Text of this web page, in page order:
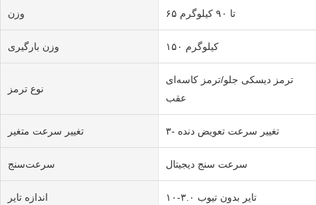
وزن ۶۵ تا ۹۰ کیلوگرم
وزن بارگیری ۱۵۰ کیلوگرم
نوع ترمز
ترمز دیسکی جلو/ترمز کاسه‌ای
عقب
تغییر سرعت متغیر ۳- تغییر سرعت تعویض دنده
سرعت‌سنج سرعت سنج دیجیتال
اندازه تایر تایر بدون تیوب ۳.۰-۱۰